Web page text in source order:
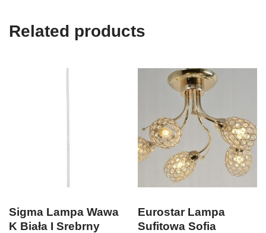
Related products
Sigma Lampa Wawa
K Biała I Srebrny
Eurostar Lampa
Sufitowa Sofia